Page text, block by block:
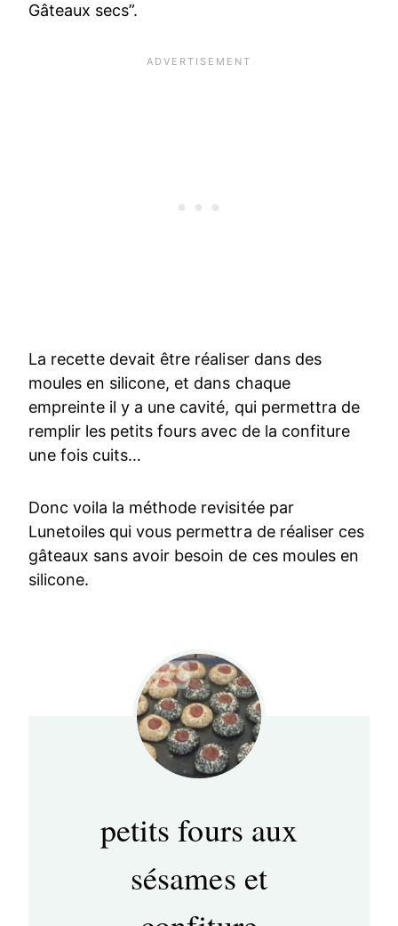
Gâteaux secs”.
La recette devait être réaliser dans des
moules en silicone, et dans chaque
empreinte il y a une cavité, qui permettra de
remplir les petits fours avec de la confiture
une fois cuits…
Donc voila la méthode revisitée par
Lunetoiles qui vous permettra de réaliser ces
gâteaux sans avoir besoin de ces moules en
silicone.
petits fours aux
sésames et